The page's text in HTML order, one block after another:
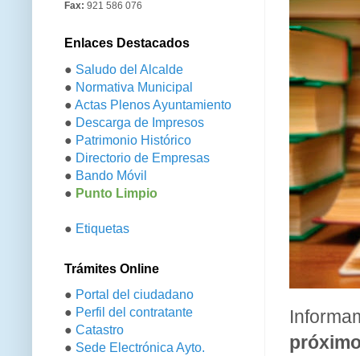
Fax: 921 586 076
Enlaces Destacados
● Saludo del Alcalde
● Normativa Municipal
● Actas Plenos Ayuntamiento
● Descarga de Impresos
● Patrimonio Histórico
● Directorio de Empresas
● Bando Móvil
● Punto Limpio
● Etiquetas
Trámites Online
● Portal del ciudadano
● Perfil del contratante
● Catastro
● Sede Electrónica Ayto.